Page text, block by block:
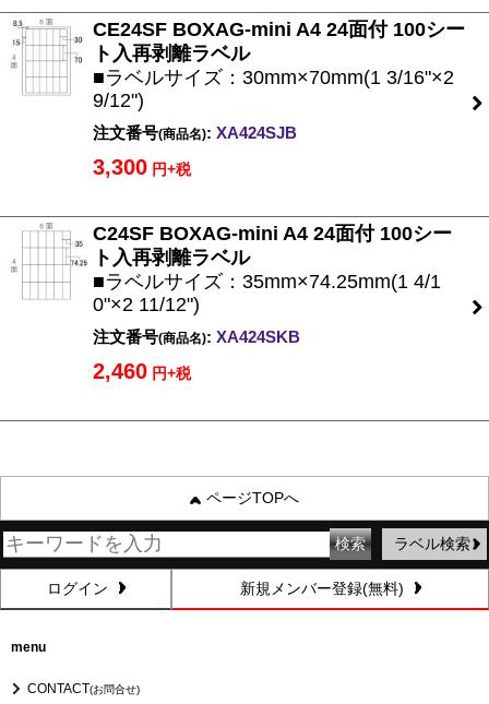
CE24SF BOXAG-mini A4 24面付 100シー
ト入再剥離ラベル
■ラベルサイズ：30mm×70mm(1 3/16"×2
9/12")
注文番号(商品名): XA424SJB
3,300 円+税
C24SF BOXAG-mini A4 24面付 100シー
ト入再剥離ラベル
■ラベルサイズ：35mm×74.25mm(1 4/1
0"×2 11/12")
注文番号(商品名): XA424SKB
2,460 円+税
ページTOPへ
ラベル検索
ログイン 新規メンバー登録(無料)
menu
CONTACT(お問合せ)